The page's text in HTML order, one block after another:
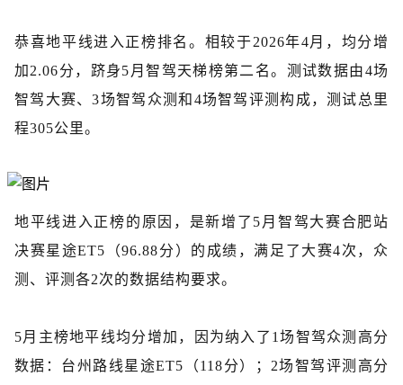
恭喜地平线进入正榜排名。相较于2026年4月，均分增
加2.06分，跻身5月智驾天梯榜第二名。测试数据由4场
智驾大赛、3场智驾众测和4场智驾评测构成，测试总里
程305公里。
地平线进入正榜的原因，是新增了 5月智驾大赛合肥站
决赛星途ET5（96.88分）的成绩，满足了大赛4次，众
测、评测各2次的数据结构要求。
5月主榜地平线均分增加，因为纳入了1场智驾众测高分
数据：台州路线星途ET5（118分）；2场智驾评测高分